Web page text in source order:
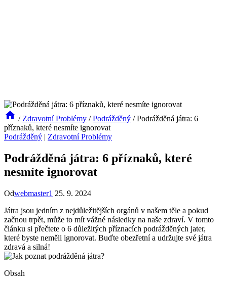
/ Zdravotní Problémy / Podrážděný / Podrážděná játra: 6
příznaků, které nesmíte ignorovat
Podrážděný | Zdravotní Problémy
Podrážděná játra: 6 příznaků, které
nesmíte ignorovat
Odwebmaster1 25. 9. 2024
Játra jsou jedním z nejdůležitějších orgánů v našem těle a pokud
začnou trpět, může to mít vážné následky na naše zdraví. V tomto
článku si přečtete o 6 důležitých příznacích podrážděných jater,
které byste neměli ignorovat. Buďte obezřetní a udržujte své játra
zdravá a silná!
Obsah